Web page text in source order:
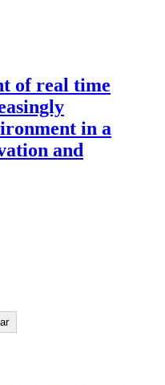
of real time
in a
and